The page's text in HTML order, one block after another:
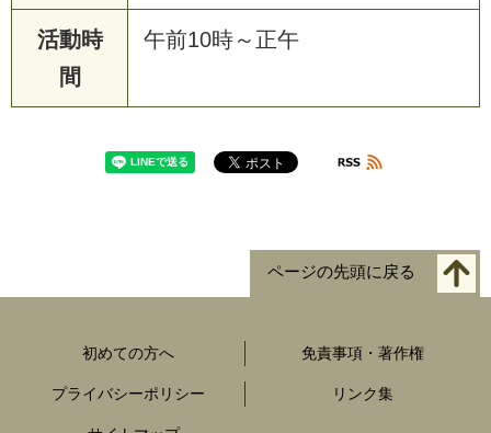
活動時
間
午前10時～正午
ページの先頭に戻る
初めての方へ 免責事項・著作権
プライバシーポリシー リンク集